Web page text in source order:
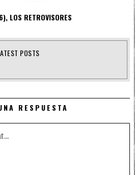
LOS RETROVISORES
POSTS
RESPUESTA